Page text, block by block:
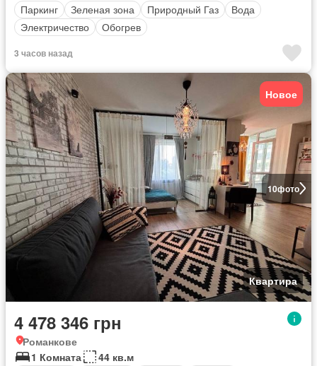
Паркинг
Зеленая зона Природный Газ
Вода
Электричество
Обогрев
3 часов назад
10фото
Новое
Квартира
4 478 346 грн
Романкове
1 Комната
44 кв.м